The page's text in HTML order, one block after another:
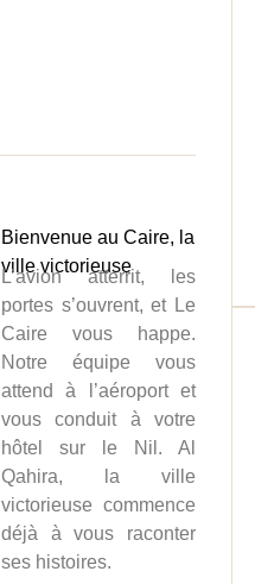
Bienvenue au Caire, la
ville victorieuse
L’avion atterrit, les
portes s’ouvrent, et Le
Caire vous happe.
Notre équipe vous
attend à l’aéroport et
vous conduit à votre
hôtel sur le Nil. Al
Qahira, la ville
victorieuse commence
déjà à vous raconter
ses histoires.